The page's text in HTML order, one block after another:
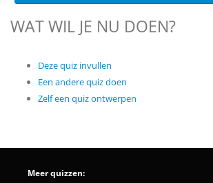
WAT WIL JE NU DOEN?
Deze quiz invullen
Een andere quiz doen
Zelf een quiz ontwerpen
Meer quizzen: